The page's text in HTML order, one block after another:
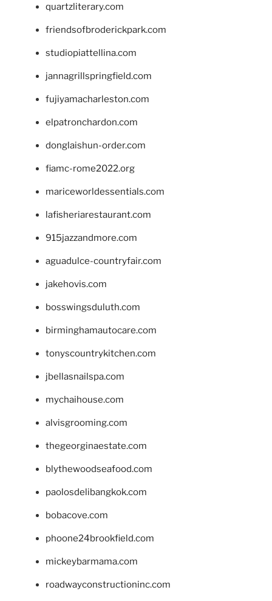
quartzliterary.com
friendsofbroderickpark.com
studiopiattellina.com
jannagrillspringfield.com
fujiyamacharleston.com
elpatronchardon.com
donglaishun-order.com
fiamc-rome2022.org
mariceworldessentials.com
lafisheriarestaurant.com
915jazzandmore.com
aguadulce-countryfair.com
jakehovis.com
bosswingsduluth.com
birminghamautocare.com
tonyscountrykitchen.com
jbellasnailspa.com
mychaihouse.com
alvisgrooming.com
thegeorginaestate.com
blythewoodseafood.com
paolosdelibangkok.com
bobacove.com
phoone24brookfield.com
mickeybarmama.com
roadwayconstructioninc.com